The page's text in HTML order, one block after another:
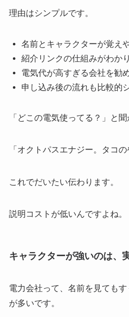
理由はシンプルです。
名前とキャラクターが覚え
紹介リンクの仕組みがわか
電気代が高すぎる会社を勧
申し込み後の流れも比較的
「どこの電気使ってる？」と聞
「オクトパスエナジー。タコの
これでだいたい伝わります。
説明コストが低いんですよね。
キャラクターが強いのは、
電力会社って、名前を見ても
が多いです。